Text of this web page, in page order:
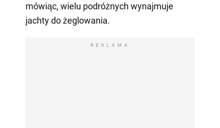
mówiąc, wielu podróżnych wynajmuje
jachty do żeglowania.
REKLAMA